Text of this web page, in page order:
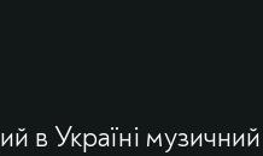
в Україні музичний